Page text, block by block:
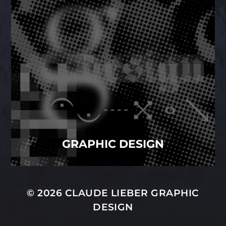
GRAPHIC DESIGN
© 2026 CLAUDE LIEBER GRAPHIC
DESIGN